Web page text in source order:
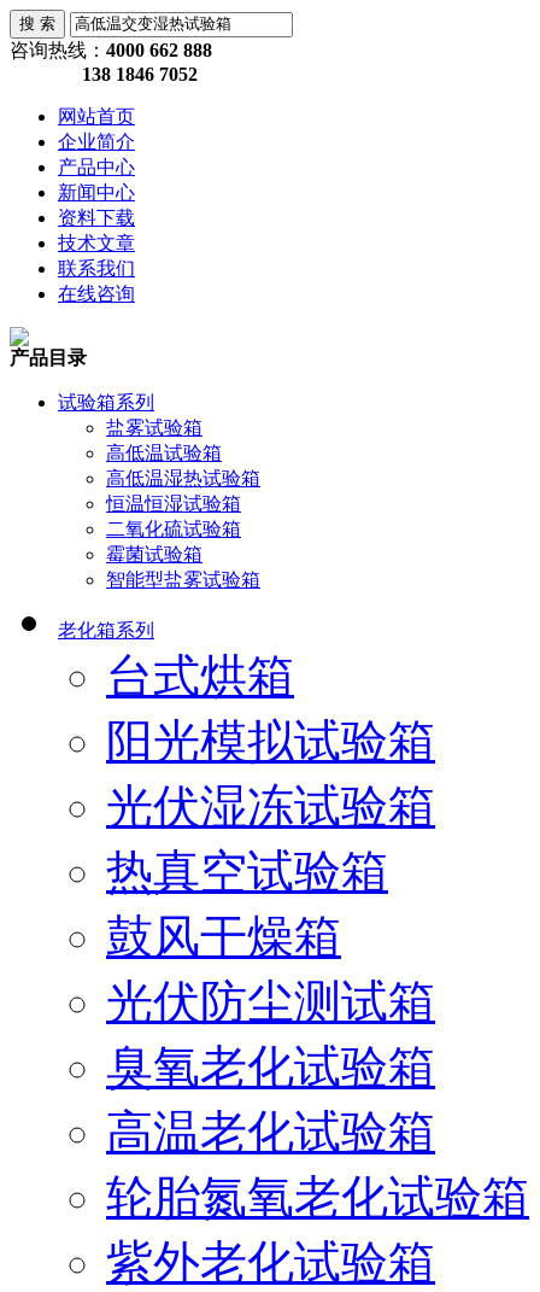
咨询热线： 4000 662 888
138 1846 7052
网站首页
企业简介
产品中心
新闻中心
资料下载
技术文章
联系我们
在线咨询
产品目录
试验箱系列
盐雾试验箱
高低温试验箱
高低温湿热试验箱
恒温恒湿试验箱
二氧化硫试验箱
霉菌试验箱
智能型盐雾试验箱
老化箱系列
台式烘箱
阳光模拟试验箱
光伏湿冻试验箱
热真空试验箱
鼓风干燥箱
光伏防尘测试箱
臭氧老化试验箱
高温老化试验箱
轮胎氮氧老化试验箱
紫外老化试验箱